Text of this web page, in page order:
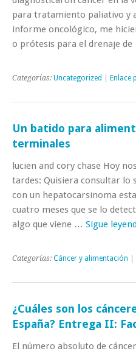
para tratamiento paliativo y
informe oncológico, me
o prótesis para el drenaje
Categorías: Uncategorized Enlace
Un batido para
terminales
lucien and cory chase Hoy
tardes: Quisiera consultar lo
con un hepatocarsinoma
cuatro meses que se lo
algo que viene … Sigue
Categorías: Cáncer y alimentación
¿Cuáles son los
España? Entrega II:
El número absoluto de